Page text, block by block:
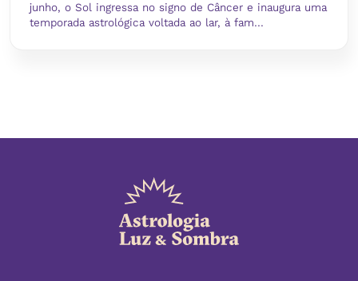
junho, o Sol ingressa no signo de Câncer e inaugura uma
temporada astrológica voltada ao lar, à fam...